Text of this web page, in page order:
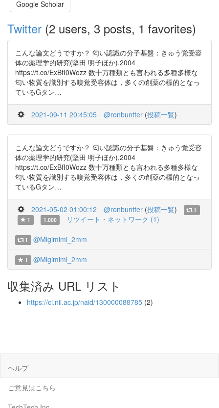
Google Scholar
Twitter (2 users, 3 posts, 1 favorites)
こんな論文どうですか？ 匂い認識の分子基盤：きゅう覚受容
体の薬理学的研究(堅田 明子ほか),2004
https://t.co/ExBfI0Wozz 数十万種類とも言われる多種多様な
匂い物質を識別する嗅覚受容体は，多くの創薬の標的となっ
ているGタン…
2021-09-11 20:45:05 @ronbuntter (投稿一覧)
こんな論文どうですか？ 匂い認識の分子基盤：きゅう覚受容
体の薬理学的研究(堅田 明子ほか),2004
https://t.co/ExBfI0Wozz 数十万種類とも言われる多種多様な
匂い物質を識別する嗅覚受容体は，多くの創薬の標的となっ
ているGタン…
2021-05-02 01:00:12 @ronbuntter (投稿一覧)
1
1
1.000 リツイート・ネットワーク (1)
1 @Migimimi_2mm
1 @Migimimi_2mm
収集済み URL リスト
https://ci.nii.ac.jp/naid/130000088785 (2)
ヘルプ
ご意見はこちら